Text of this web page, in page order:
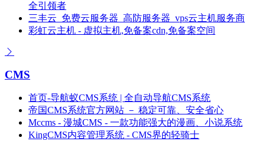
全引领者
三丰云_免费云服务器_高防服务器_vps云主机服务商
彩虹云主机 - 虚拟主机,免备案cdn,免备案空间
CMS
首页-导航蚁CMS系统 | 全自动导航CMS系统
帝国CMS系统官方网站 － 稳定可靠、安全省心
Mccms - 漫城CMS - 一款功能强大的漫画、小说系统
KingCMS内容管理系统 - CMS界的轻骑士